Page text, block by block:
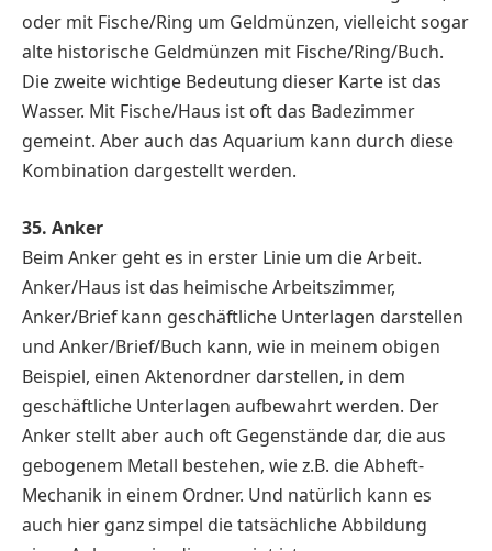
oder mit Fische/Ring um Geldmünzen, vielleicht sogar
alte historische Geldmünzen mit Fische/Ring/Buch.
Die zweite wichtige Bedeutung dieser Karte ist das
Wasser. Mit Fische/Haus ist oft das Badezimmer
gemeint. Aber auch das Aquarium kann durch diese
Kombination dargestellt werden.
35. Anker
Beim Anker geht es in erster Linie um die Arbeit.
Anker/Haus ist das heimische Arbeitszimmer,
Anker/Brief kann geschäftliche Unterlagen darstellen
und Anker/Brief/Buch kann, wie in meinem obigen
Beispiel, einen Aktenordner darstellen, in dem
geschäftliche Unterlagen aufbewahrt werden. Der
Anker stellt aber auch oft Gegenstände dar, die aus
gebogenem Metall bestehen, wie z.B. die Abheft-
Mechanik in einem Ordner. Und natürlich kann es
auch hier ganz simpel die tatsächliche Abbildung